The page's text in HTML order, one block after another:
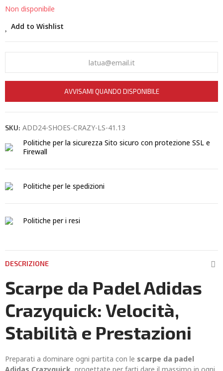
Non disponibile
Add to Wishlist
AVVISAMI QUANDO DISPONIBILE
SKU: ADD24-SHOES-CRAZY-LS-41.13
Politiche per la sicurezza Sito sicuro con protezione SSL e
Firewall
Politiche per le spedizioni
Politiche per i resi
DESCRIZIONE
Scarpe da Padel Adidas
Crazyquick: Velocità,
Stabilità e Prestazioni
Preparati a dominare ogni partita con le scarpe da padel